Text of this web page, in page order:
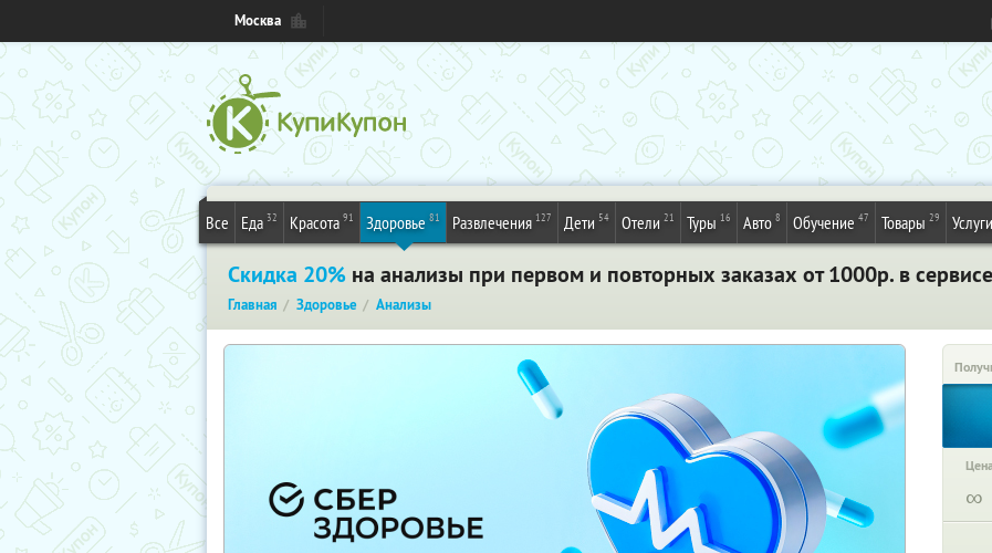
Москва
Все Еда 32 Красота 91 Здоровье 81 Развлечения 127 Дети 54 Отели 21 Туры 16 Авто 8 Обучение 47 Товары 29 Услуги
Скидка 20% на анализы при первом и повторных заказах от 1000р. в
Главная Здоровье Анализы
∞